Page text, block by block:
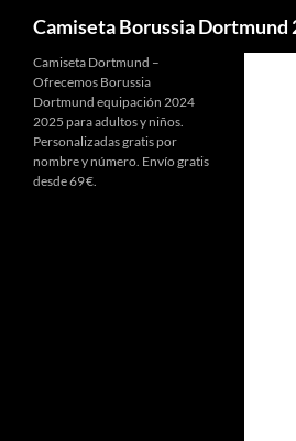
Camiseta Borussia Dortmund
Camiseta Dortmund –
Ofrecemos Borussia
Dortmund equipación 2024
2025 para adultos y niños.
Personalizadas gratis por
nombre y número. Envío gratis
desde 69 €.